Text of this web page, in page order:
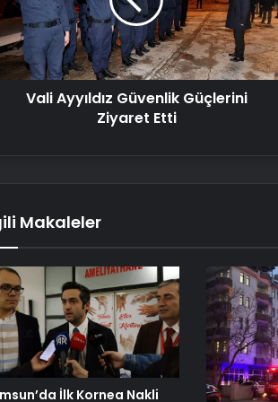
Vali Ayyıldız Güvenlik Güçlerini
Ziyaret Etti
Makaleler
İlk Kornea Nakli